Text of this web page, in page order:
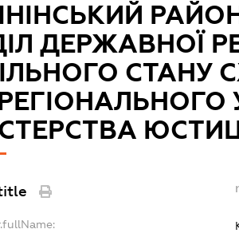
ДЕРЖАВНОЇ
СТАНУ